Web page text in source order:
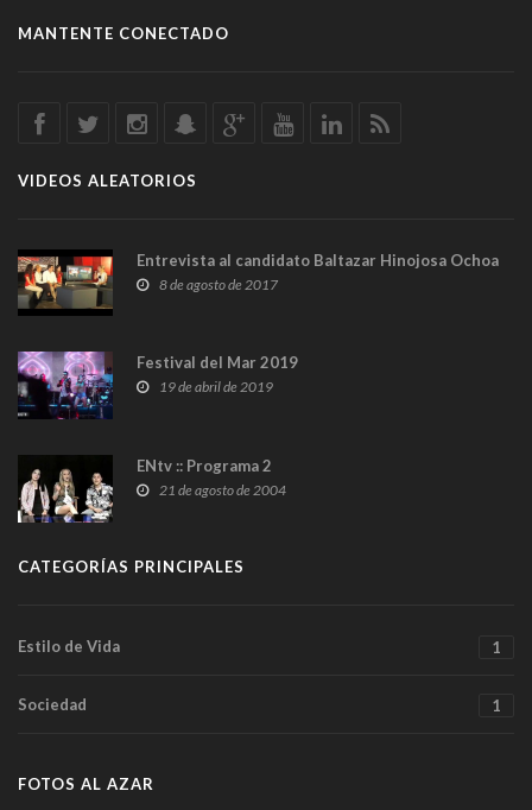
MANTENTE CONECTADO
VIDEOS ALEATORIOS
Entrevista al candidato Baltazar Hinojosa Ochoa
8 de agosto de 2017
Festival del Mar 2019
19 de abril de 2019
ENtv :: Programa 2
21 de agosto de 2004
CATEGORÍAS PRINCIPALES
Estilo de Vida 1
Sociedad 1
FOTOS AL AZAR